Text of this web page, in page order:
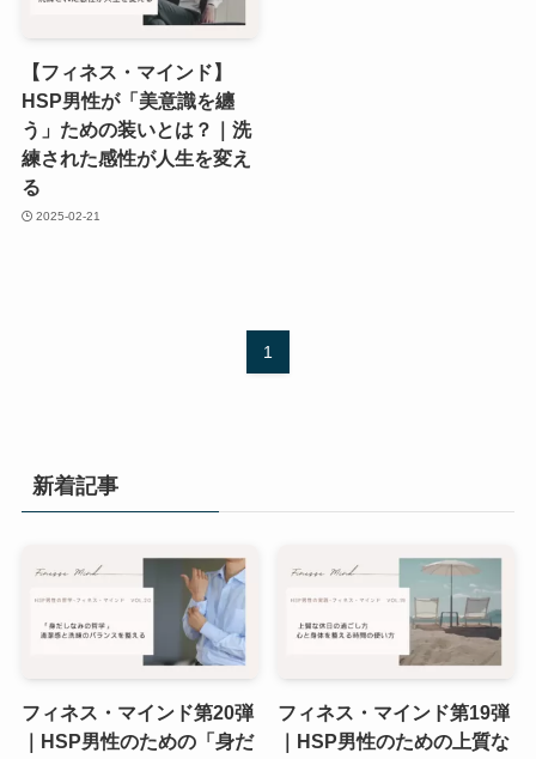
【フィネス・マインド】
HSP男性が「美意識を纏
う」ための装いとは？｜洗
練された感性が人生を変え
る
2025-02-21
1
新着記事
フィネス・マインド第20弾
｜HSP男性のための「身だ
フィネス・マインド第19弾
｜HSP男性のための上質な